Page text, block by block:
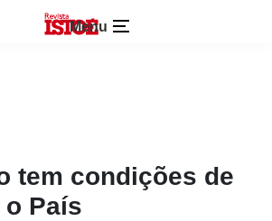
Menu
tem condições de
País